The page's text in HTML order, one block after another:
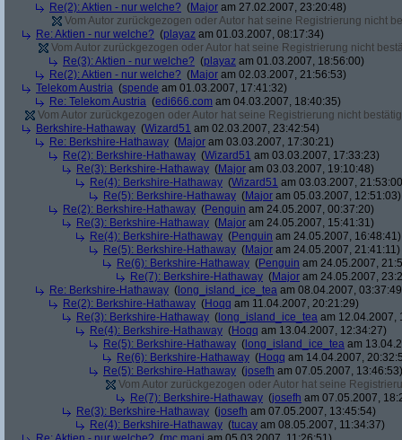
Re(2): Aktien - nur welche? (Major am 27.02.2007, 23:20:48)
Vom Autor zurückgezogen oder Autor hat seine Registrierung nicht
Re: Aktien - nur welche? (playaz am 01.03.2007, 08:17:34)
Vom Autor zurückgezogen oder Autor hat seine Registrierung nicht
Re(3): Aktien - nur welche? (playaz am 01.03.2007, 18:56:00)
Re(2): Aktien - nur welche? (Major am 02.03.2007, 21:56:53)
Telekom Austria (spende am 01.03.2007, 17:41:32)
Re: Telekom Austria (edi666.com am 04.03.2007, 18:40:35)
Vom Autor zurückgezogen oder Autor hat seine Registrierung nicht
Berkshire-Hathaway (Wizard51 am 02.03.2007, 23:42:54)
Re: Berkshire-Hathaway (Major am 03.03.2007, 17:30:21)
Re(2): Berkshire-Hathaway (Wizard51 am 03.03.2007, 17:33:23)
Re(3): Berkshire-Hathaway (Major am 03.03.2007, 19:10:48)
Re(4): Berkshire-Hathaway (Wizard51 am 03.03.2007,
Re(5): Berkshire-Hathaway (Major am 05.03.2007, 12:51:03)
Re(2): Berkshire-Hathaway (Penguin am 24.05.2007, 00:37:20)
Re(3): Berkshire-Hathaway (Major am 24.05.2007, 15:41:31)
Re(4): Berkshire-Hathaway (Penguin am 24.05.2007, 16:48:41)
Re(5): Berkshire-Hathaway (Major am 24.05.2007, 21:41:11)
Re(6): Berkshire-Hathaway (Penguin am 24.05.2007,
Re(7): Berkshire-Hathaway (Major am 24.05.2007,
Re: Berkshire-Hathaway ( long_island_ice_tea am 08.04.2007,
Re(2): Berkshire-Hathaway (Hoqq am 11.04.2007, 20:21:29)
Re(3): Berkshire-Hathaway ( long_island_ice_tea am 12.04.2007,
Re(4): Berkshire-Hathaway (Hoqq am 13.04.2007, 12:34:27)
Re(5): Berkshire-Hathaway ( long_island_ice_tea am
Re(6): Berkshire-Hathaway (Hoqq am 14.04.2007,
Re(5): Berkshire-Hathaway (josefh am 07.05.2007, 13:46:53)
Vom Autor zurückgezogen oder Autor hat seine
Re(7): Berkshire-Hathaway (josefh am 07.05.2007,
Re(3): Berkshire-Hathaway (josefh am 07.05.2007, 13:45:54)
Re(4): Berkshire-Hathaway (tucay am 08.05.2007, 11:34:37)